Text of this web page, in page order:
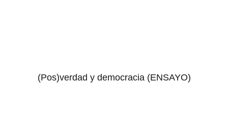
(Pos)verdad y democracia (ENSAYO)